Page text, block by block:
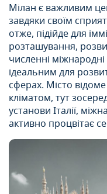
Мілан є важливим
завдяки своїм
отже, підійде для
розташування,
численні
ідеальним для
сферах. Місто
кліматом, тут
установи Італії,
активно процвітає